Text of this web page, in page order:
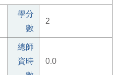
學分
數
2
總師
資時
0.0